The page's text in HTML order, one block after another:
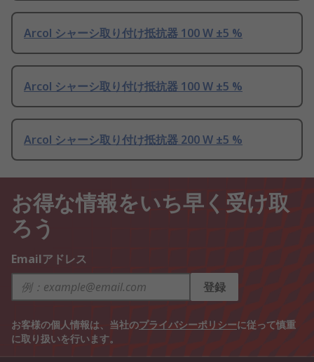
Arcol シャーシ取り付け抵抗器 100 W ±5 %
Arcol シャーシ取り付け抵抗器 100 W ±5 %
Arcol シャーシ取り付け抵抗器 200 W ±5 %
お得な情報をいち早く受け取
ろう
Emailアドレス
登録
お客様の個人情報は、当社のプライバシーポリシーに従って慎重
に取り扱いを行います。